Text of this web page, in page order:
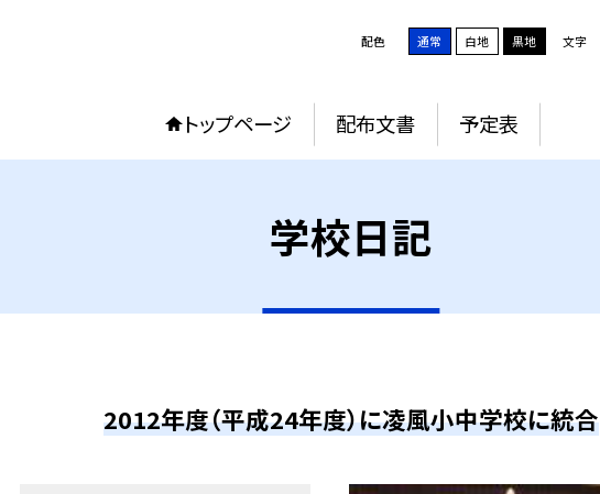
配色 通常 白地 黒地 文字
トップページ 配布文書 予定表
学校日記
2012年度（平成24年度）に凌風小中学校に統合